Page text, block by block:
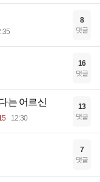
8
댓글
16
댓글
는 어르신
12:30
13
댓글
7
댓글